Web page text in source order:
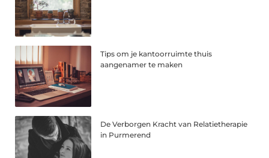
Tips om je kantoorruimte thuis
aangenamer te maken
De Verborgen Kracht van Relatietherapie
in Purmerend